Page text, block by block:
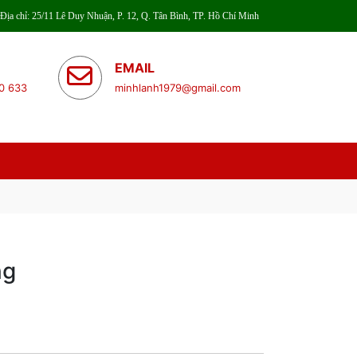
Địa chỉ: 25/11 Lê Duy Nhuận, P. 12, Q. Tân Bình, TP. Hồ Chí Minh
633
EMAIL
minhlanh1979@gmail.com